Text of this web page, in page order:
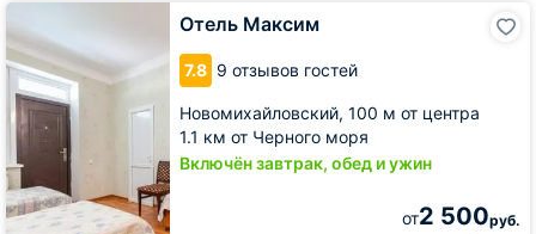
Отель Максим
7.8 9 отзывов гостей
Новомихайловский, 100 м от центра
1.1 км от Черного моря
Включён завтрак, обед и ужин
от2 500руб.
Отель
Максим